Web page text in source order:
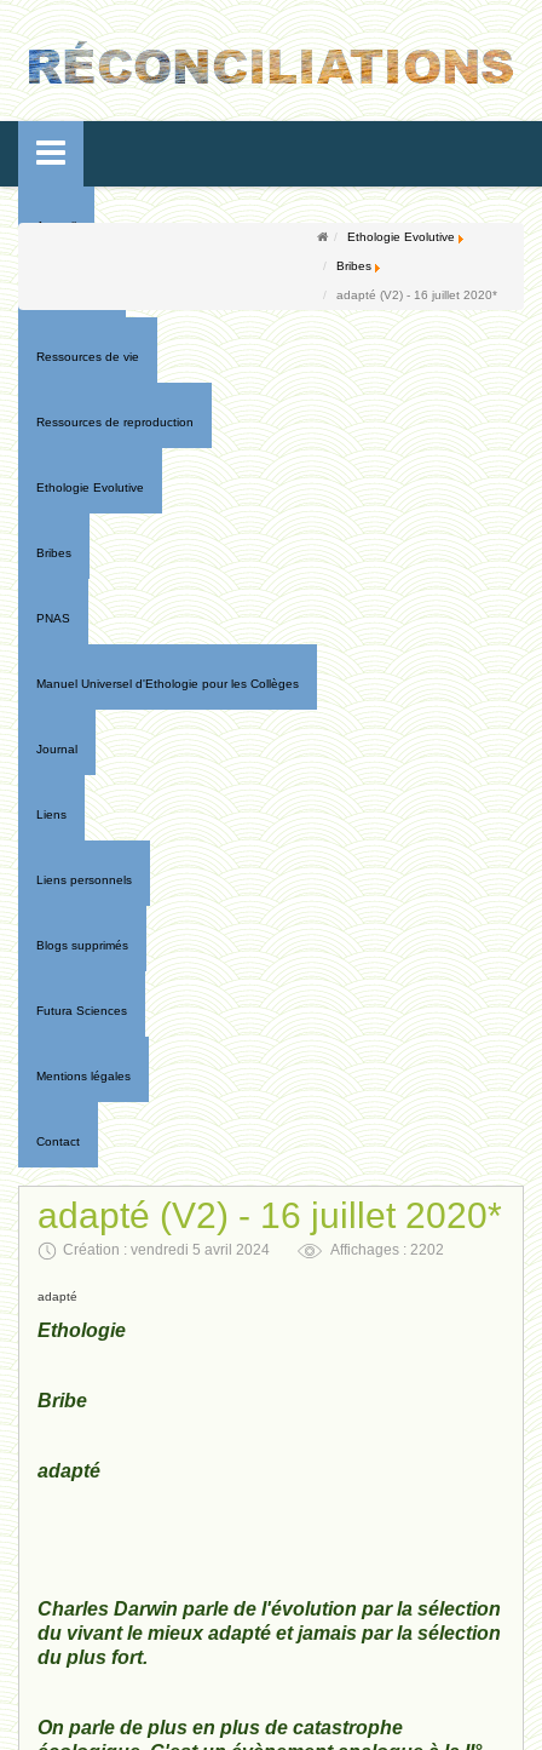
Accueil
Ressources de vie
Ressources de reproduction
Ethologie Evolutive
Bribes
PNAS
Manuel Universel d'Ethologie pour les Collèges
Journal
Liens
Liens personnels
Blogs supprimés
Futura Sciences
Mentions légales
Contact
Ethologie Evolutive
Bribes
adapté (V2) - 16 juillet 2020*
adapté (V2) - 16 juillet 2020*
Création : vendredi 5 avril 2024 Affichages : 2202
adapté
Ethologie
Bribe
adapté
Charles Darwin parle de l'évolution par la sélection
du vivant le mieux adapté et jamais par la sélection
du plus fort.
On parle de plus en plus de catastrophe